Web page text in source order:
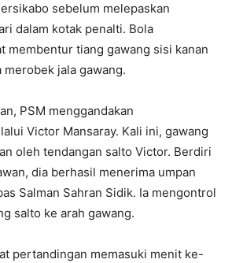
sebelum melepaskan
dalam kotak penalti. Bola
membentur tiang gawang sisi kanan
jala gawang.
PSM menggandakan
Victor Mansaray. Kali ini, gawang
oleh tendangan salto Victor. Berdiri
dia berhasil menerima umpan
Salman Sahran Sidik. Ia mengontrol
salto ke arah gawang.
pertandingan memasuki menit ke-